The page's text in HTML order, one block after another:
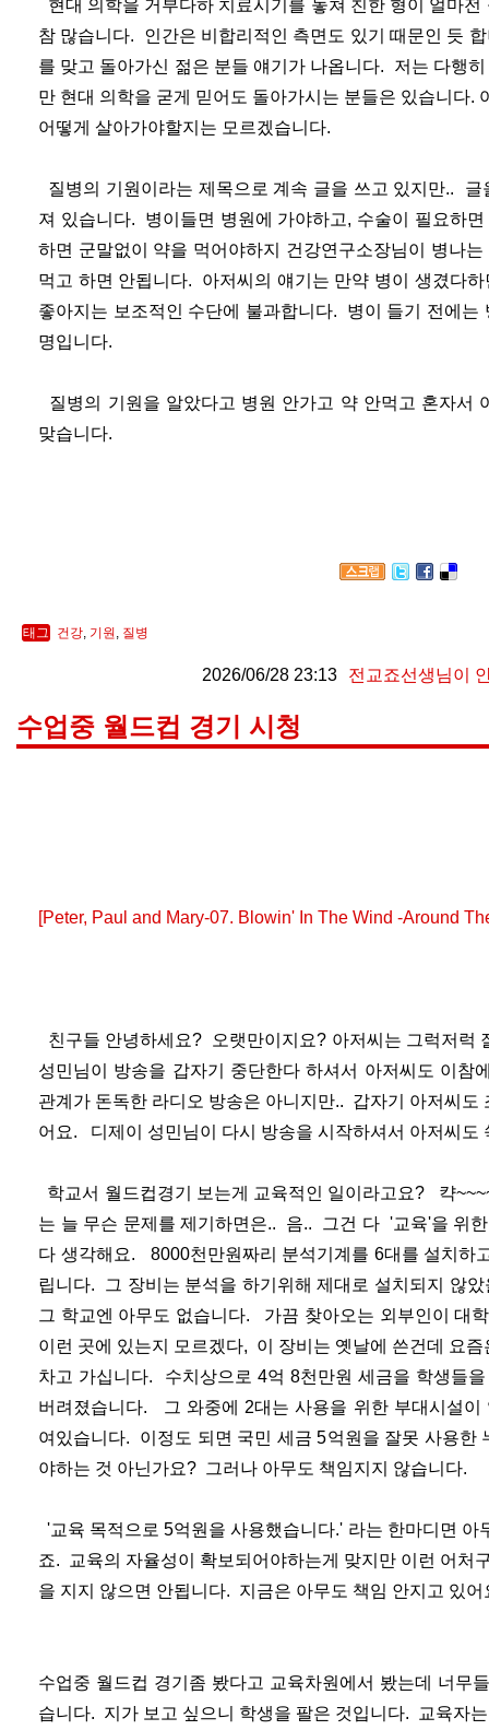
현대 의학을 거부다하 치료시기를 놓쳐 친한 형이 얼마
참 많습니다. 인간은 비합리적인 측면도 있기 때문인 듯
를 맞고 돌아가신 젊은 분들 얘기가 나옵니다. 저는 다행
만 현대 의학을 굳게 믿어도 돌아가시는 분들은 있습니다.
어떻게 살아가야할지는 모르겠습니다.
질병의 기원이라는 제목으로 계속 글을 쓰고 있지만..
져 있습니다. 병이들면 병원에 가야하고, 수술이 필요하
하면 군말없이 약을 먹어야하지 건강연구소장님이 병나
먹고 하면 안됩니다. 아저씨의 얘기는 만약 병이 생겼다
좋아지는 보조적인 수단에 불과합니다. 병이 들기 전에는
명입니다.
질병의 기원을 알았다고 병원 안가고 약 안먹고 혼자서
맞습니다.
태그 건강, 기원 , 질병
2026/06/28 23:13 전교죠선생님이
수업중 월드컵 경기 시청
[Peter, Paul and Mary-07. Blowin' In The Wind -Around
친구들 안녕하세요? 오랫만이지요? 아저씨는 그럭저럭
성민님이 방송을 갑자기 중단한다 하셔서 아저씨도 이참
관계가 돈독한 라디오 방송은 아니지만.. 갑자기 아저씨도
어요. 디제이 성민님이 다시 방송을 시작하셔서 아저씨도
학교서 월드컵경기 보는게 교육적인 일이라고요? 캭
는 늘 무슨 문제를 제기하면은.. 음.. 그건 다 '교육'을 위
다 생각해요. 8000천만원짜리 분석기계를 6대를 설치하
립니다. 그 장비는 분석을 하기위해 제대로 설치되지 않
그 학교엔 아무도 없습니다. 가끔 찾아오는 외부인이 대
이런 곳에 있는지 모르겠다, 이 장비는 옛날에 쓴건데 요
차고 가십니다. 수치상으로 4억 8천만원 세금을 학생들
버려졌습니다. 그 와중에 2대는 사용을 위한 부대시설이
여있습니다. 이정도 되면 국민 세금 5억원을 잘못 사용한
야하는 것 아닌가요? 그러나 아무도 책임지지 않습니다.
'교육 목적으로 5억원을 사용했습니다.' 라는 한마디면 아
죠. 교육의 자율성이 확보되어야하는게 맞지만 이런 어처
을 지지 않으면 안됩니다. 지금은 아무도 책임 안지고 있어
수업중 월드컵 경기좀 봤다고 교육차원에서 봤는데 너무
습니다. 지가 보고 싶으니 학생을 팔은 것입니다. 교육자